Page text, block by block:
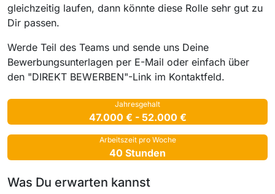
gleichzeitig laufen, dann könnte diese Rolle sehr gut zu
Dir passen.
Werde Teil des Teams und sende uns Deine
Bewerbungsunterlagen per E-Mail oder einfach über
den "DIREKT BEWERBEN"-Link im Kontaktfeld.
Jahresgehalt
47.000 € - 52.000 €
Arbeitszeit pro Woche
40 Stunden
Was Du erwarten kannst